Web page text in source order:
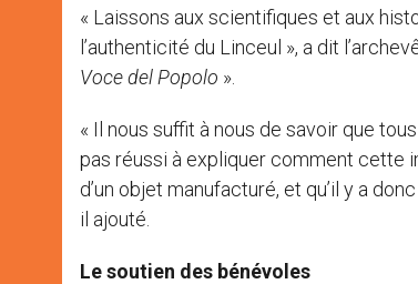
« Laissons aux scientifiques et aux
l’authenticité du Linceul », a dit
Vocedel Popolo ».
« Il nous suffit à nous de savoir que
pas réussi à expliquer comment cette
d’un objet manufacturé, et qu’il y a
il ajouté.
Le soutien des bénévoles